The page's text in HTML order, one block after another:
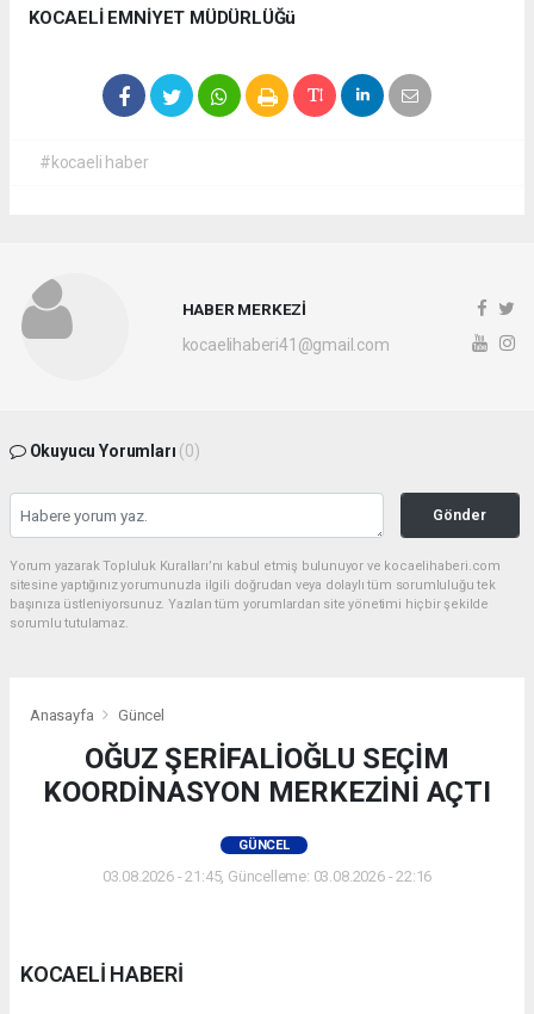
KOCAELİ EMNİYET MÜDÜRLÜĞü
#kocaeli haber
HABER MERKEZİ
kocaelihaberi41@gmail.com
Okuyucu Yorumları (0)
Gönder
Yorum yazarak Topluluk Kuralları’nı kabul etmiş bulunuyor ve kocaelihaberi.com
sitesine yaptığınız yorumunuzla ilgili doğrudan veya dolaylı tüm sorumluluğu tek
başınıza üstleniyorsunuz. Yazılan tüm yorumlardan site yönetimi hiçbir şekilde
sorumlu tutulamaz.
Anasayfa Güncel
OĞUZ ŞERİFALİOĞLU SEÇİM
KOORDİNASYON MERKEZİNİ AÇTI
GÜNCEL
03.08.2026 - 21:45, Güncelleme: 03.08.2026 - 22:16
KOCAELİ HABERİ